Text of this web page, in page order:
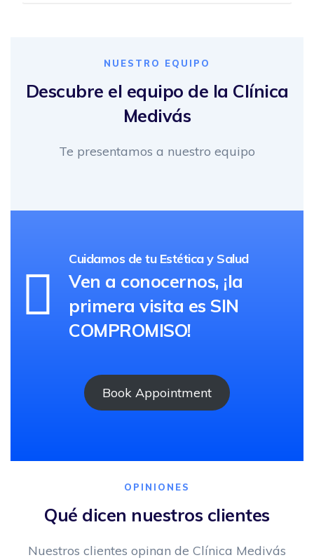
NUESTRO EQUIPO
Descubre el equipo de la Clínica
Medivás
Te presentamos a nuestro equipo
Cuidamos de tu Estética y Salud
Ven a conocernos, ¡la
primera visita es SIN
COMPROMISO!
Book Appointment
OPINIONES
Qué dicen nuestros clientes
Nuestros clientes opinan de Clínica Medivás